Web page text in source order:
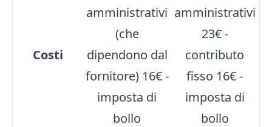
Costi
amministrativi
(che
dipendono dal
fornitore) 16€ -
imposta di
bollo
amministrativi
23€ -
contributo
fisso 16€ -
imposta di
bollo